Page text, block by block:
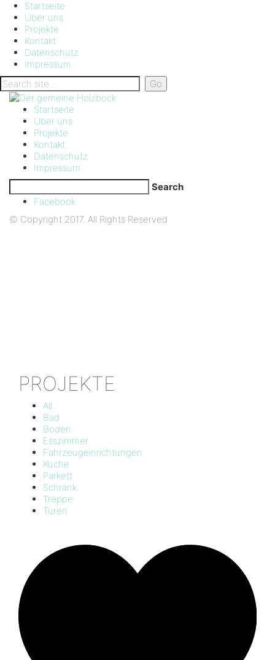
Startseite
Über uns
Projekte
Kontakt
Datenschutz
Impressum
Startseite
Über uns
Projekte
Kontakt
Datenschutz
Impressum
Search
Facebook
© Copyright 2017. All Rights Reserved
PROJEKTE
All
Bad
Boden
Esszimmer
Fahrzeugeinrichtungen
Küche
Parkett
Schrank
Treppe
Türen